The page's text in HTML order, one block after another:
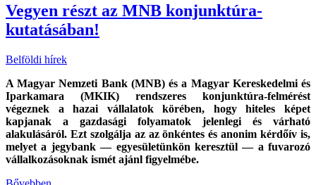
Vegyen részt az MNB konjunktúra-
kutatásában!
Belföldi hírek
A Magyar Nemzeti Bank (MNB) és a Magyar Kereskedelmi és
Iparkamara (MKIK) rendszeres konjunktúra-felmérést
végeznek a hazai vállalatok körében, hogy hiteles képet
kapjanak a gazdasági folyamatok jelenlegi és várható
alakulásáról. Ezt szolgálja az az önkéntes és anonim kérdőív is,
melyet a jegybank — egyesületünkön keresztül — a fuvarozó
vállalkozásoknak ismét ajánl figyelmébe.